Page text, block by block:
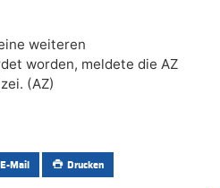
weiteren
worden, meldete die AZ
(AZ)
E-Mail Drucken